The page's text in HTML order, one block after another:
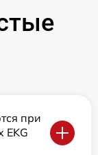
при
EKG